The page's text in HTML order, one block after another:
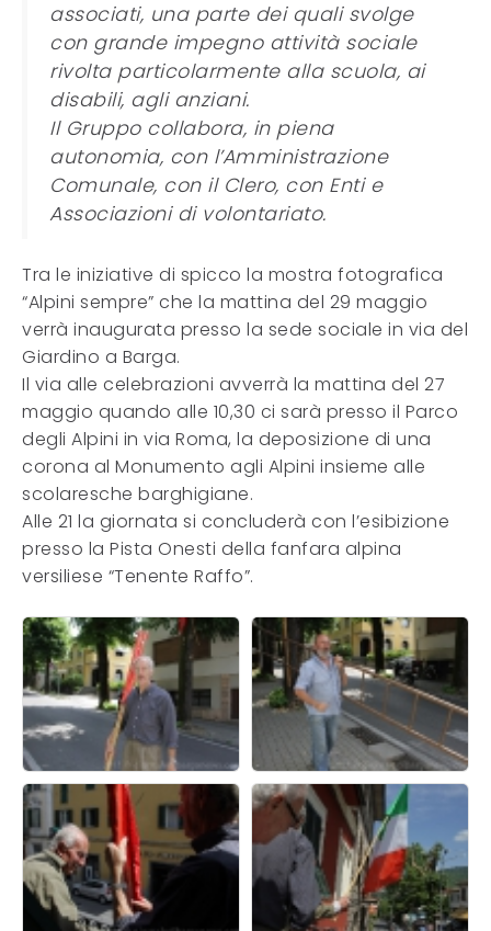
associati, una parte dei quali svolge
con grande impegno attività sociale
rivolta particolarmente alla scuola, ai
disabili, agli anziani.
Il Gruppo collabora, in piena
autonomia, con l’Amministrazione
Comunale, con il Clero, con Enti e
Associazioni di volontariato.
Tra le iniziative di spicco la mostra fotografica
“Alpini sempre” che la mattina del 29 maggio
verrà inaugurata presso la sede sociale in via del
Giardino a Barga.
Il via alle celebrazioni avverrà la mattina del 27
maggio quando alle 10,30 ci sarà presso il Parco
degli Alpini in via Roma, la deposizione di una
corona al Monumento agli Alpini insieme alle
scolaresche barghigiane.
Alle 21 la giornata si concluderà con l’esibizione
presso la Pista Onesti della fanfara alpina
versiliese “Tenente Raffo”.